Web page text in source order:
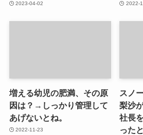
2023-04-02 2022-
増える幼児の肥満、その原
因は？→しっかり管理して
あげないとね。
2022-11-23
スノ
梨沙
社長
った